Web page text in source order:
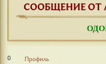
СООБЩЕНИЕ
0 Профиль